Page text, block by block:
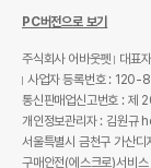
PC버전으로 보기
주식회사 어바웃펫
대표
사업자 등록번호 :
통신판매업신고번호 :
개인정보관리자 : 김원
서울특별시 금천구 가산
구매안전(에스크로)서비스